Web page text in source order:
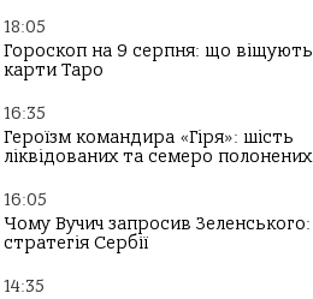
18:05
Гороскоп на 9 серпня: що віщують
карти Таро
16:35
Героїзм командира «Гіря»: шість
ліквідованих та семеро полонених
16:05
Чому Вучич запросив Зеленського:
стратегія Сербії
14:35